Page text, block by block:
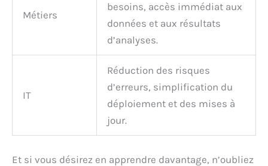
Métiers
besoins, accès immédiat aux
données et aux résultats
d’analyses.
IT
Réduction des risques
d’erreurs, simplification du
déploiement et des mises à
jour.
Et si vous désirez en apprendre davantage, n’oubliez